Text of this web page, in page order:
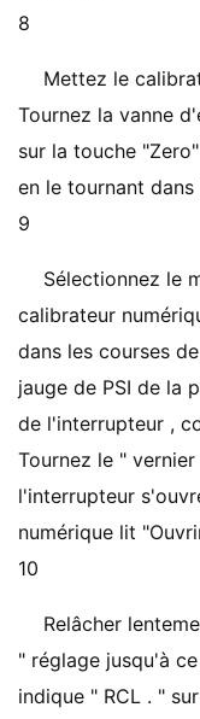
8
Mettez le
Tournez la vanne
sur la touche
en le tournant dans
9
Sélectionnez le
calibrateur
dans les courses
jauge de PSI de la
de l'interrupteur ,
Tournez le "
l'interrupteur
numérique lit
10
Relâcher
" réglage jusqu'à
indique " RCL . "